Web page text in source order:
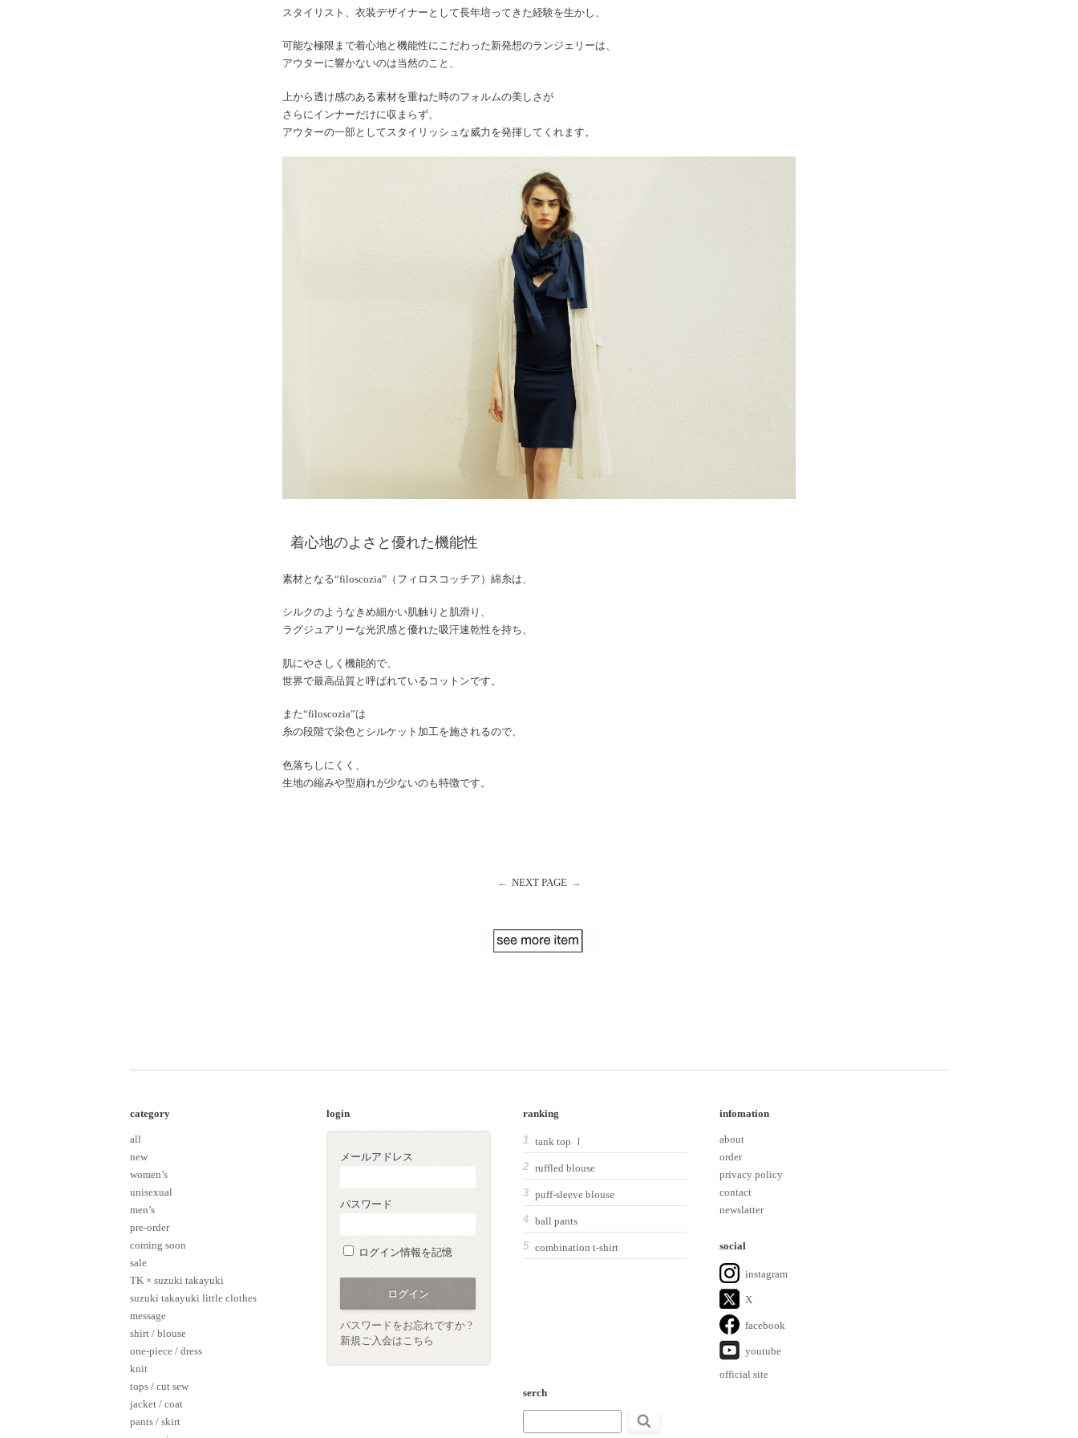
スタイリスト、衣装デザイナーとして長年培ってきた経験を生かし、
可能な極限まで着心地と機能性にこだわった新発想のランジェリーは、
アウターに響かないのは当然のこと、
上から透け感のある素材を重ねた時のフォルムの美しさが
さらにインナーだけに収まらず、
アウターの一部としてスタイリッシュな威力を発揮してくれます。
着心地のよさと優れた機能性
素材となる“filoscozia”（フィロスコッチア）綿糸は、
シルクのようなきめ細かい肌触りと肌滑り、
ラグジュアリーな光沢感と優れた吸汗速乾性を持ち、
肌にやさしく機能的で、
世界で最高品質と呼ばれているコットンです。
また“filoscozia”は
糸の段階で染色とシルケット加工を施されるので、
色落ちしにくく、
生地の縮みや型崩れが少ないのも特徴です。
← NEXT PAGE →
category
all
new
women’s
unisexual
men’s
pre-order
coming soon
sale
TK × suzuki takayuki
suzuki takayuki little clothes
message
shirt / blouse
one-piece / dress
knit
tops / cut sew
jacket / coat
pants / skirt
login
メールアドレス
パスワード
ログイン情報を記憶
パスワードをお忘れですか ?
新規ご入会はこちら
ranking
tank top Ⅰ
ruffled blouse
puff-sleeve blouse
ball pants
combination t-shirt
infomation
about
order
privacy policy
contact
newslatter
social
instagram
X
facebook
youtube
official site
serch
索: